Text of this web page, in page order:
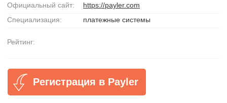
Официальный сайт:
https://payler.com
Специализация:
платежные системы
Рейтинг:
Регистрация в Payler